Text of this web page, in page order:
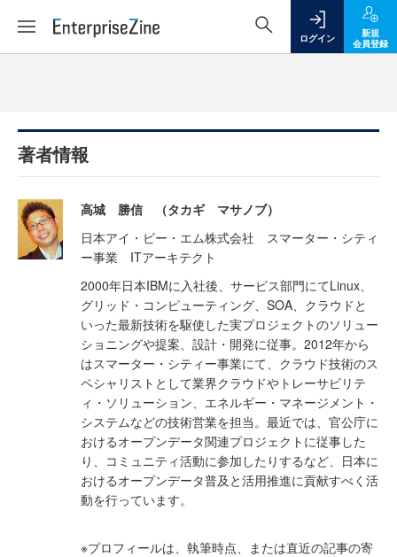
ログイン
新規
会員登録
著者情報
高城 勝信 （タカギ マサノブ）
日本アイ・ビー・エム株式会社 スマーター・シティ
ー事業 ITアーキテクト
2000年日本IBMに入社後、サービス部門にてLinux、
グリッド・コンピューティング、SOA、クラウドと
いった最新技術を駆使した実プロジェクトのソリュー
ショニングや提案、設計・開発に従事。2012年から
はスマーター・シティー事業にて、クラウド技術のス
ペシャリストとして業界クラウドやトレーサビリテ
ィ・ソリューション、エネルギー・マネージメント・
システムなどの技術営業を担当。最近では、官公庁に
おけるオープンデータ関連プロジェクトに従事した
り、コミュニティ活動に参加したりするなど、日本に
おけるオープンデータ普及と活用推進に貢献すべく活
動を行っています。
※プロフィールは、執筆時点、または直近の記事の寄